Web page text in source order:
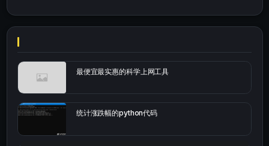
最便宜最实惠的科学上网工具
统计涨跌幅的python代码